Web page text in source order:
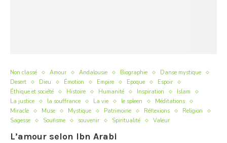
Non classé Amour Andalousie Biographie
Danse mystique
Desert
Dieu Émotion Empire Epoque
Espoir
Éthique et société
Histoire Humanité Inspiration
Islam
La justice
la souffrance La vie le spleen
Méditations
Miracle
Muse Mystique Patrimoine Réflexions
Religion
Sagesse
Soufisme souvenir Spiritualité Valeur
L’amour selon Ibn Arabi